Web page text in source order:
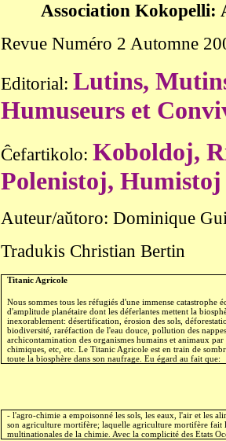
Association Kokopelli:
Revue Numéro 2 Automne
Editorial: Lutins,
Humuseurs et
Ĉefartikolo: Koboldoj,
Polenistoj,
Auteur/aŭtoro: Dominique
Tradukis Christian Bertin
Titanic Agricole
Nous sommes tous les réfugiés d'une immense catastrophe
d'amplitude planétaire dont les déferlantes mettent la
inexorablement: désertification, érosion des sols,
biodiversité, raréfaction de l'eau douce, pollution des
archicontamination des organismes humains et animaux par
chimiques, etc, etc. Le Titanic Agricole est en train de
toute la biosphère dans son naufrage. Eu égard au fait que:
- l'agro-chimie a empoisonné les sols, les eaux, l'air et les
son agriculture mortifère; laquelle agriculture mortifère fait
multinationales de la chimie. Avec la complicité des Etats